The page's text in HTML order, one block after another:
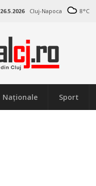
26.5.2026 Cluj-Napoca 8°C
Naţionale Sport